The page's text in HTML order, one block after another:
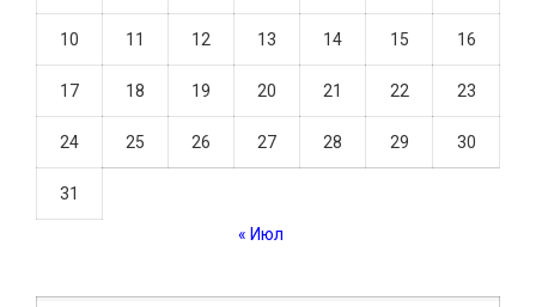
10 11 12 13 14 15 16
17 18 19 20 21 22 23
24 25 26 27 28 29 30
31
« Июл